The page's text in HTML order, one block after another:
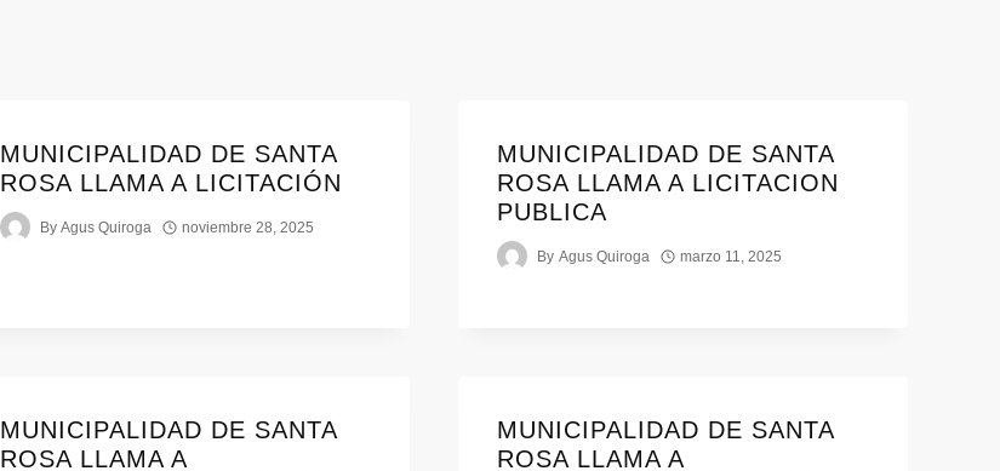
MUNICIPALIDAD DE SANTA
ROSA LLAMA A LICITACIÓN
By Agus Quiroga noviembre 28, 2025
MUNICIPALIDAD DE SANTA
ROSA LLAMA A LICITACION
PUBLICA
By Agus Quiroga marzo 11, 2025
MUNICIPALIDAD DE SANTA
ROSA LLAMA A
MUNICIPALIDAD DE SANTA
ROSA LLAMA A